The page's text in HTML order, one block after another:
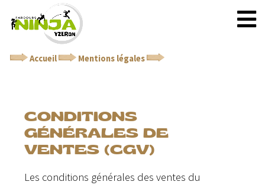
Accueil Mentions légales
CONDITIONS
GÉNÉRALES DE
VENTES (CGV)
Les conditions générales des ventes du